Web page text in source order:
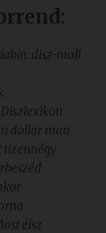
disz-moll
dollar man
tizennégy
élsz